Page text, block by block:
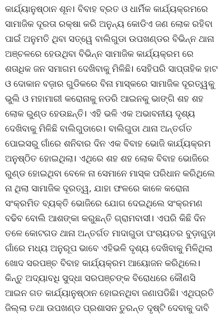
କାର୍ଯ୍ୟାନୁଷ୍ଠାନ ଶୂନ। ବିବାହ ବ୍ରତ ଓ ଧାର୍ମିକ କାର୍ଯ୍ୟକ୍ରମରେ
ସାମାଜିକ ଦୂରତା ରକ୍ଷା କରି ଅନୁନ୍ୟ କୋଡିଏ ଜଣ ଲୋକ ରହିବା
ପାଇଁ ଅନୁମତି ଥିବା ସତ୍ୱେ ବାଲିଗୁଡା ଉପଖଣ୍ଡର ବିଭିନ୍ନ ଥାନା
ଅଞ୍ଚଳରେ ହେଉଥିବା ବିଭିନ୍ନ ସାମାଜିକ କାର୍ଯ୍ୟକ୍ରମ ରେ
ଶତାଧିକ ଜନ ସମାଗମ ଦେଖିବାକୁ ମିଳିଛି। ସେହିପରି ସାପ୍ତାହିକ ହାଟ
ଓ ଦୋକାନ ବଜ଼ାର ଗୁଡିକରେ ବିନା ମାସ୍କରେ ସାମାଜିକ ଦୂରତ୍ୱକୁ
ଭୁଲି ଓ ମହାମାରୀ କରୋନାକୁ ନଡରି ଆଇନକୁ ଭାଙ୍ଗି ଶହ ଶହ
ଲୋକ ରୁଣ୍ଡ ହେଉଛନ୍ତି। ଏହି ଭଳି ଏକ ଅଭାବନୀୟ ଦୃଶ୍ୟ
ଦେଖିବାକୁ ମିଳିଛି ବାଲିଗୁଡାରେ। ବାଲିଗୁଡା ଥାନା ଅନ୍ତର୍ଗତ
ପୋଇସରୁ ଗାଁରେ ଶନିବାର ଦିନ ଏକ ବିବାହ ଭୋଜି କାର୍ଯ୍ୟକ୍ରମ
ଅନୁଷ୍ଠିତ ହୋଇଥିଲା। ଏଥିରେ ଶହ ଶହ ଲୋକ ବିବାହ ଭୋଜିରେ
ରୁଣ୍ଡ ହୋଇଥିବା ବେଳେ ନା ସେମାନେ ମାସ୍କ ପରିଧାନ କରିଥିଲେ
ନା ଥିଲା ସାମାଜିକ ଦୂରତ୍ୱ, ଯାହା ଫଳରେ କାଳେ କରୋନା
ସଂକ୍ରମିତ ବ୍ୟକ୍ତି ଭୋଜିରେ ଯୋଗ ଦେଇଥିଲେ ସଂକ୍ରମଣ
ବଢିବ ବୋଲି ଆଶଙ୍କା କରୁଛନ୍ତି ଗ୍ରାମବାସୀ। ଏପରି କିଛି ଦିନ
ତଳେ କୋଟଗଡ ଥାନା ଅନ୍ତର୍ଗତ ମାଦାଗୁଡା ପଂଚାୟତର ବୁଡ଼ାଗୁଡ଼ା
ଗାଁରେ ମଧ୍ୟ ଅନୁରୂପ ଭାବେ ଏହିଭଳି ଦୃଶ୍ୟ ଦେଖିବାକୁ ମିଳିଥିଲା
ଖୋଦ ସରପଞ୍ଚ ବିବାହ କାର୍ଯ୍ୟକ୍ରମ ଆୟୋଜନ କରିଥିଲେ।
କିନ୍ତୁ ଅଦ୍ୟାବଧି ସୁଦ୍ଧା ସରପଞ୍ଚଙ୍କ ବିରୋଧରେ କୌଣସି
ଆଇନ ଗତ କାର୍ଯ୍ୟାନୁଷ୍ଠାନ ହୋଇନଥିବା ଜଣାପଡିଛି। ଏଥିପ୍ରତି
ଜିଲ୍ଲା ତଥା ଉପଖଣ୍ଡ ପ୍ରଶାସନ ତୁରନ୍ତ ଦୃଷ୍ଟି ଦେବାକୁ ଦାବି